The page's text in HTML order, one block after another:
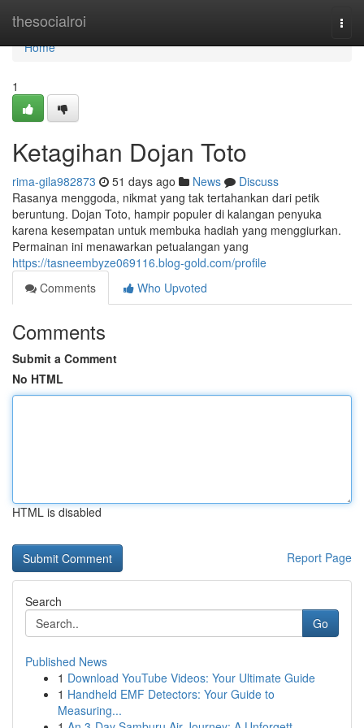
thesocialroi
Home
Home
1
Ketagihan Dojan Toto
rima-gila982873 51 days ago News
Discuss
Rasanya menggoda, nikmat yang tak tertahankan dari petik
beruntung. Dojan Toto, hampir populer di kalangan penyuka
karena kesempatan untuk membuka hadiah yang menggiurkan.
Permainan ini menawarkan petualangan yang
https://tasneembyze069116.blog-gold.com/profile
Comments
Who Upvoted
Comments
Submit a Comment
No HTML
HTML is disabled
Report Page
Search
Go
Published News
1 Download YouTube Videos: Your Ultimate Guide
1 Handheld EMF Detectors: Your Guide to
Measuring...